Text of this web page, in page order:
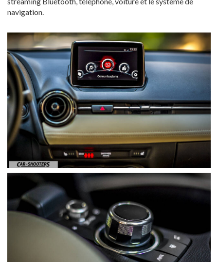
navigation.